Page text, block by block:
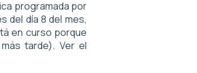
programada por
del día 8 del mes,
en curso porque
tarde). Ver el